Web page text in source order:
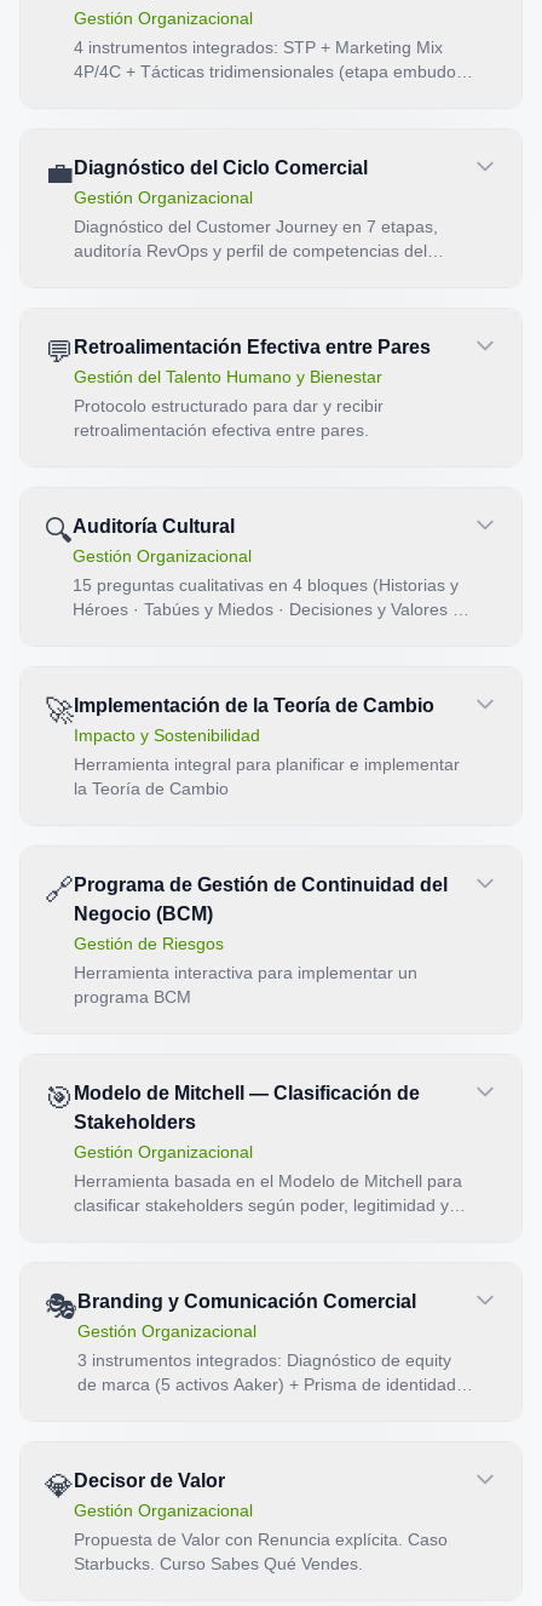
Gestión Organizacional
4 instrumentos integrados: STP + Marketing Mix
4P/4C + Tácticas tridimensionales (etapa embudo ·
💼 Diagnóstico del Ciclo Comercial
Gestión Organizacional
Diagnóstico del Customer Journey en 7 etapas,
auditoría RevOps y perfil de competencias del
💬 Retroalimentación Efectiva entre Pares
Gestión del Talento Humano y Bienestar
Protocolo estructurado para dar y recibir
retroalimentación efectiva entre pares.
🔍Auditoría Cultural
Gestión Organizacional
15 preguntas cualitativas en 4 bloques (Historias y
Héroes · Tabúes y Miedos · Decisiones y Valores ·
🚀 Implementación de la Teoría de Cambio
Impacto y Sostenibilidad
Herramienta integral para planificar e implementar
la Teoría de Cambio
🔗 Programa de Gestión de Continuidad del
Negocio (BCM)
Gestión de Riesgos
Herramienta interactiva para implementar un
programa BCM
🎯 Modelo de Mitchell — Clasificación de
Stakeholders
Gestión Organizacional
Herramienta basada en el Modelo de Mitchell para
clasificar stakeholders según poder, legitimidad y
🎭 Branding y Comunicación Comercial
Gestión Organizacional
3 instrumentos integrados: Diagnóstico de equity
de marca (5 activos Aaker) + Prisma de identidad
💎 Decisor de Valor
Gestión Organizacional
Propuesta de Valor con Renuncia explícita. Caso
Starbucks. Curso Sabes Qué Vendes.